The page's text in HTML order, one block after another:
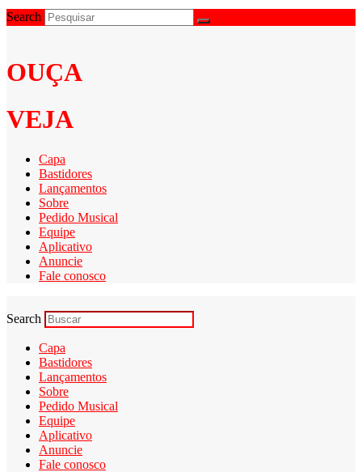
Search
OUÇA
VEJA
Capa
Bastidores
Lançamentos
Sobre
Pedido Musical
Equipe
Aplicativo
Anuncie
Fale conosco
Search
Capa
Bastidores
Lançamentos
Sobre
Pedido Musical
Equipe
Aplicativo
Anuncie
Fale conosco